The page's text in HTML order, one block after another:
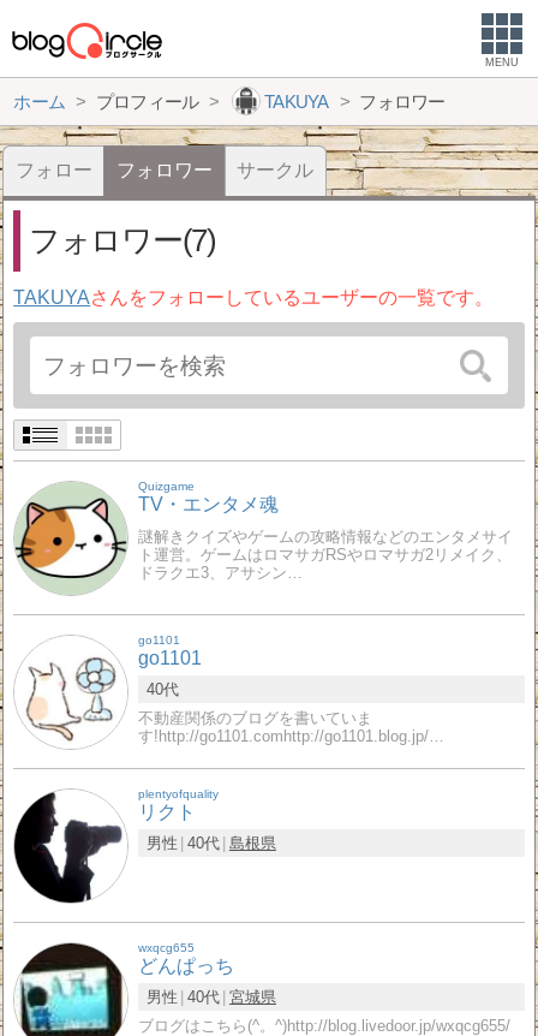
MENU
ホーム プロフィール TAKUYA フォロワー
フォロー フォロワー サークル
フォロワー(7)
TAKUYAさんをフォローしているユーザーの一覧です。
Quizgame
TV・エンタメ魂
謎解きクイズやゲームの攻略情報などのエンタメサイ
ト運営。ゲームはロマサガRSやロマサガ2リメイク、
ドラクエ3、アサシン…
go1101
go1101
40代
不動産関係のブログを書いていま
す!http://go1101.comhttp://go1101.blog.jp/…
plentyofquality
リクト
男性 40代 島根県
wxqcg655
どんぱっち
男性 40代 宮城県
ブログはこちら(^。^)http://blog.livedoor.jp/wxqcg655/